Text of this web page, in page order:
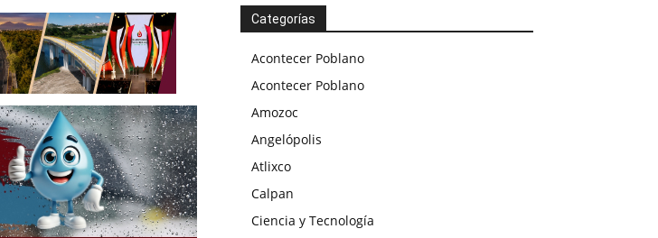
Categorías
Acontecer Poblano
Acontecer Poblano
Amozoc
Angelópolis
Atlixco
Calpan
Ciencia y Tecnología